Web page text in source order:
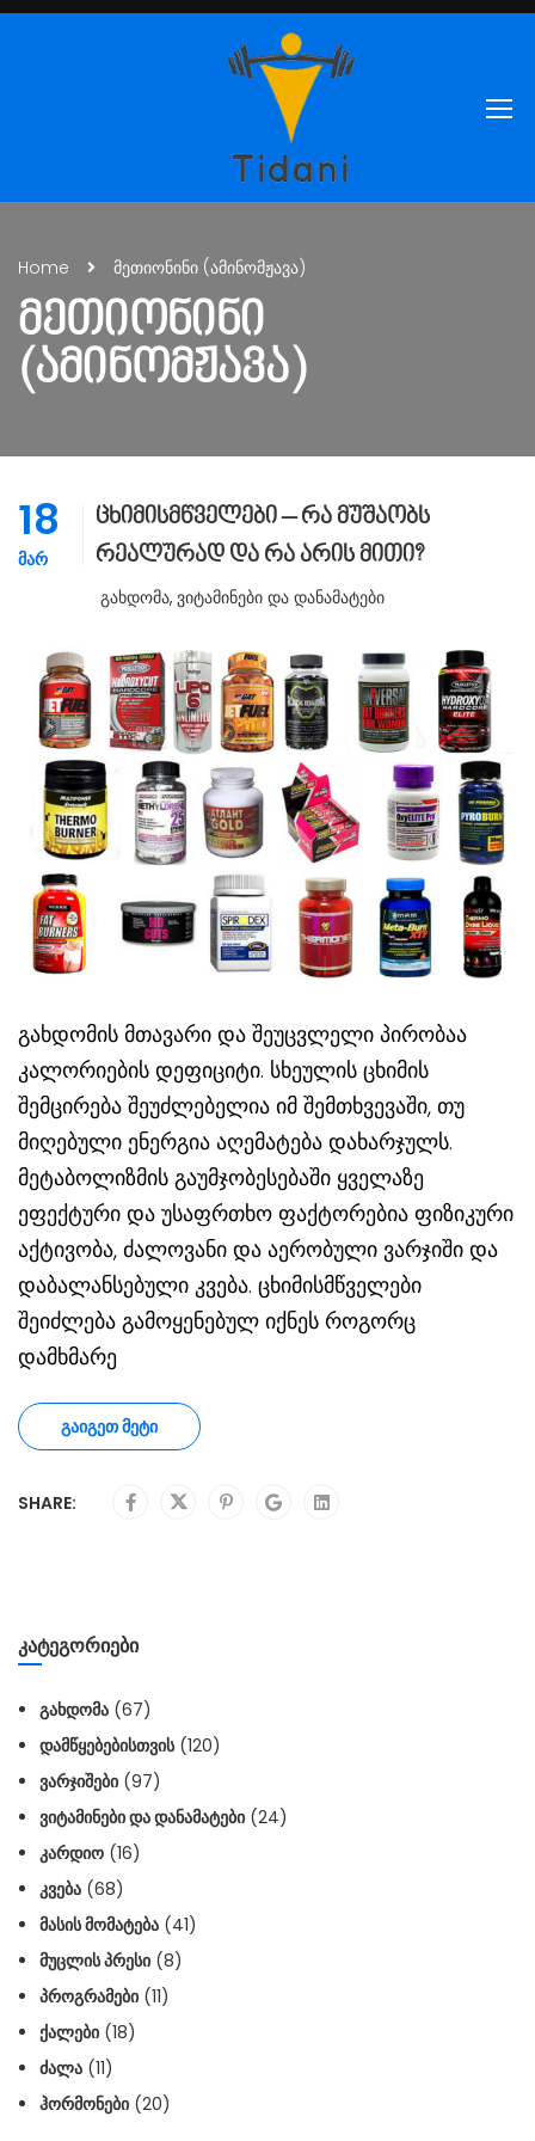
Home მეთიონინი (ამინომჟავა)
ᲛᲔᲗᲘᲝᲜᲘᲜᲘ
(ᲐᲛᲘᲜᲝᲛᲟᲐᲕᲐ)
18
ᲛᲐᲠ
ცხიმისმწველები – რა მუშაობს
რეალურად და რა არის მითი?
Გახდომა, Ვიტამინები Და Დანამატები
გახდომის მთავარი და შეუცვლელი პირობაა
კალორიების დეფიციტი. სხეულის ცხიმის
შემცირება შეუძლებელია იმ შემთხვევაში, თუ
მიღებული ენერგია აღემატება დახარჯულს.
მეტაბოლიზმის გაუმჯობესებაში ყველაზე
ეფექტური და უსაფრთხო ფაქტორებია ფიზიკური
აქტივობა, ძალოვანი და აერობული ვარჯიში და
დაბალანსებული კვება. ცხიმისმწველები
შეიძლება გამოყენებულ იქნეს როგორც
დამხმარე
ᲒᲐᲘᲒᲔᲗ ᲛᲔᲢᲘ
SHARE:
ᲙᲐᲢᲔᲒᲝᲠᲘᲔᲑᲘ
ᲒᲐᲮᲓᲝᲛᲐ (67)
ᲓᲐᲛᲬᲧᲔᲑᲔᲑᲘᲡᲗᲕᲘᲡ(120)
ᲕᲐᲠᲯᲘᲨᲔᲑᲘ (97)
ᲕᲘᲢᲐᲛᲘᲜᲔᲑᲘ ᲓᲐ ᲓᲐᲜᲐᲛᲐᲢᲔᲑᲘ (24)
ᲙᲐᲠᲓᲘᲝ (16)
ᲙᲕᲔᲑᲐ (68)
ᲛᲐᲡᲘᲡ ᲛᲝᲛᲐᲢᲔᲑᲐ (41)
ᲛᲣᲪᲚᲘᲡ ᲞᲠᲔᲡᲘ (8)
ᲞᲠᲝᲒᲠᲐᲛᲔᲑᲘ (11)
ᲥᲐᲚᲔᲑᲘ (18)
ᲫᲐᲚᲐ (11)
ᲰᲝᲠᲛᲝᲜᲔᲑᲘ (20)